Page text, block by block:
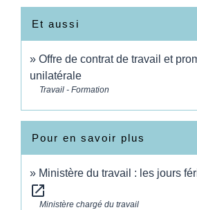
Et aussi
Offre de contrat de travail et
unilatérale
Travail - Formation
Pour en savoir plus
Ministère du travail : les jours
open_in_new
Ministère chargé du travail